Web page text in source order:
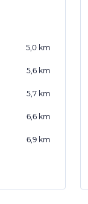
5,0 km
5,6 km
5,7 km
6,6 km
6,9 km